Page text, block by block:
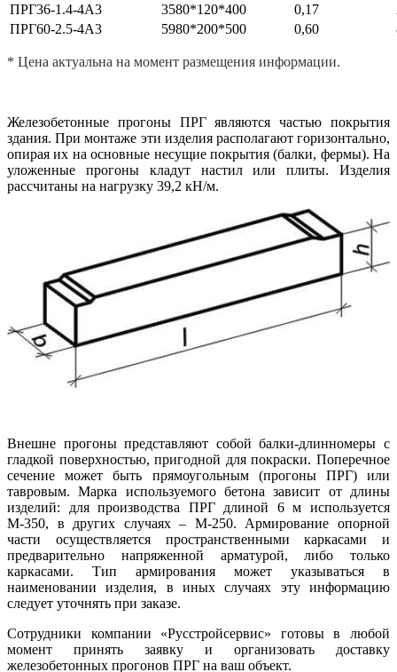
ПРГ36-1.4-4А3
3580*120*400 0,17
ПРГ60-2.5-4А3
5980*200*500 0,60
* Цена актуальна на момент размещения информации.
Железобетонные прогоны ПРГ являются частью покрытия
здания. При монтаже эти изделия располагают горизонтально,
опирая их на основные несущие покрытия (балки, фермы). На
уложенные прогоны кладут настил или плиты. Изделия
рассчитаны на нагрузку 39,2 кН/м.
Внешне прогоны представляют собой балки-длинномеры с
гладкой поверхностью, пригодной для покраски. Поперечное
сечение может быть прямоугольным (прогоны ПРГ) или
тавровым. Марка используемого бетона зависит от длины
изделий: для производства ПРГ длиной 6 м используется
М-350, в других случаях – М-250. Армирование опорной
части осуществляется пространственными каркасами и
предварительно напряженной арматурой, либо только
каркасами. Тип армирования может указываться в
наименовании изделия, в иных случаях эту информацию
следует уточнять при заказе.
Сотрудники компании «Русстройсервис» готовы в любой
момент принять заявку и организовать доставку
железобетонных прогонов ПРГ на ваш объект.